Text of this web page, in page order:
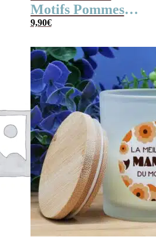
Motifs Pommes
400ml
9,90€